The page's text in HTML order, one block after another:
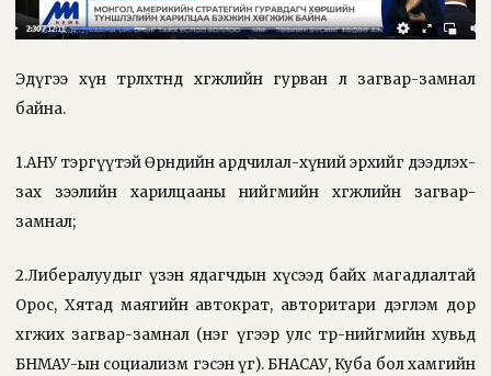
Эдүгээ хүн төрөлхтөнд хөгжлийн гурван л загвар-замнал
байна.
1.АНУ тэргүүтэй Өрнөдийн ардчилал-хүний эрхийг дээдлэх-
зах зээлийн харилцааны нийгмийн хөгжлийн загвар-
замнал;
2.Либералуудыг үзэн ядагчдын хүсээд байх магадлалтай
Орос, Хятад маягийн автократ, авторитари дэглэм дор
хөгжих загвар-замнал (нэг үгээр улс төр-нийгмийн хувьд
БНМАУ-ын социализм гэсэн үг). БНАСАУ, Куба бол хамгийн